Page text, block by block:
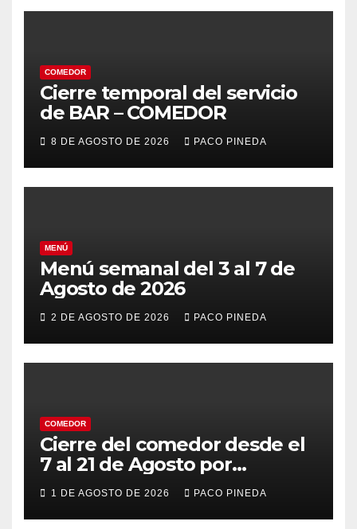
COMEDOR
Cierre temporal del servicio
de BAR – COMEDOR
8 DE AGOSTO DE 2026 PACO PINEDA
MENÚ
Menú semanal del 3 al 7 de
Agosto de 2026
2 DE AGOSTO DE 2026 PACO PINEDA
COMEDOR
Cierre del comedor desde el
7 al 21 de Agosto por
vacaciones
1 DE AGOSTO DE 2026 PACO PINEDA